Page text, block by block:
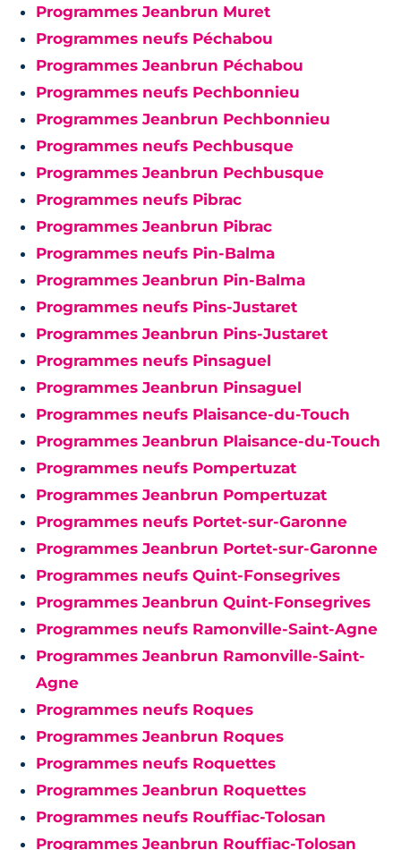
Programmes Jeanbrun Muret
Programmes neufs Péchabou
Programmes Jeanbrun Péchabou
Programmes neufs Pechbonnieu
Programmes Jeanbrun Pechbonnieu
Programmes neufs Pechbusque
Programmes Jeanbrun Pechbusque
Programmes neufs Pibrac
Programmes Jeanbrun Pibrac
Programmes neufs Pin-Balma
Programmes Jeanbrun Pin-Balma
Programmes neufs Pins-Justaret
Programmes Jeanbrun Pins-Justaret
Programmes neufs Pinsaguel
Programmes Jeanbrun Pinsaguel
Programmes neufs Plaisance-du-Touch
Programmes Jeanbrun Plaisance-du-Touch
Programmes neufs Pompertuzat
Programmes Jeanbrun Pompertuzat
Programmes neufs Portet-sur-Garonne
Programmes Jeanbrun Portet-sur-Garonne
Programmes neufs Quint-Fonsegrives
Programmes Jeanbrun Quint-Fonsegrives
Programmes neufs Ramonville-Saint-Agne
Programmes Jeanbrun Ramonville-Saint-
Agne
Programmes neufs Roques
Programmes Jeanbrun Roques
Programmes neufs Roquettes
Programmes Jeanbrun Roquettes
Programmes neufs Rouffiac-Tolosan
Programmes Jeanbrun Rouffiac-Tolosan